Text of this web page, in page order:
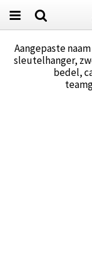
Aangepaste
sleutelhanger,
bedel,